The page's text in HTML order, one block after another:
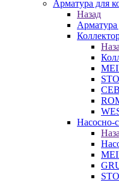
Арматура для
Назад
Арматура
Насосно-